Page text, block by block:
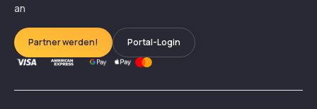
an
Partner werden! Portal-Login